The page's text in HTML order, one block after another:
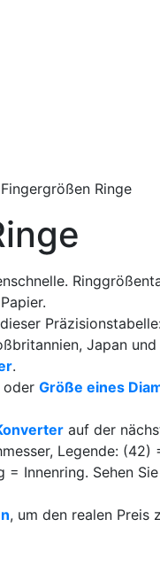
Fingergrößen Ringe
Japan
.
oder Größe eines
auf der
Legende:
= Innenring. Sehen Sie
, um den realen Preis